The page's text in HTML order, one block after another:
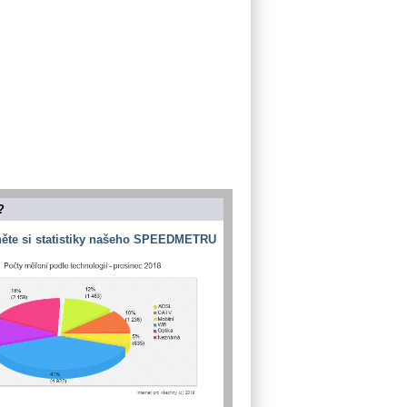
si statistiky našeho SPEEDMETRU